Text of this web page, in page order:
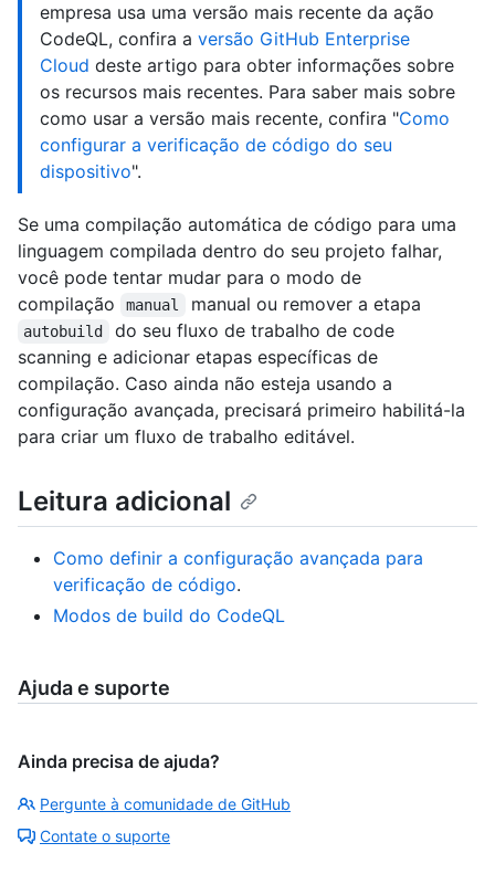
empresa usa uma versão mais recente da ação
CodeQL, confira a versão GitHub Enterprise
Cloud deste artigo para obter informações sobre
os recursos mais recentes. Para saber mais sobre
como usar a versão mais recente, confira "Como
configurar a verificação de código do seu
dispositivo".
Se uma compilação automática de código para uma
linguagem compilada dentro do seu projeto falhar,
você pode tentar mudar para o modo de
compilação
manual manual ou remover a etapa
autobuild
do seu fluxo de trabalho de code
scanning e adicionar etapas específicas de
compilação. Caso ainda não esteja usando a
configuração avançada, precisará primeiro habilitá-la
para criar um fluxo de trabalho editável.
Leitura adicional
Como definir a configuração avançada para
verificação de código.
Modos de build do CodeQL
Ajuda e suporte
Ainda precisa de ajuda?
Pergunte à comunidade de GitHub
Contate o suporte